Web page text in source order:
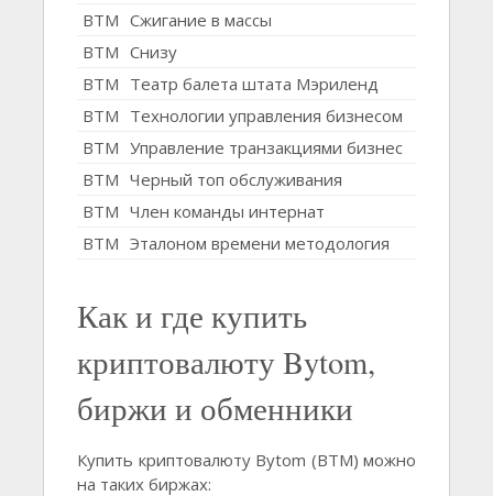
BTM Сжигание в массы
BTM Снизу
BTM Театр балета штата Мэриленд
BTM Технологии управления бизнесом
BTM Управление транзакциями бизнес
BTM Черный топ обслуживания
BTM Член команды интернат
BTM Эталоном времени методология
Как и где купить
криптовалюту Bytom,
биржи и обменники
Купить криптовалюту Bytom (BTM) можно
на таких биржах: